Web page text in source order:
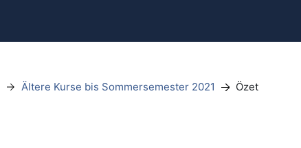
Ältere Kurse bis Sommersemester 2021 Özet